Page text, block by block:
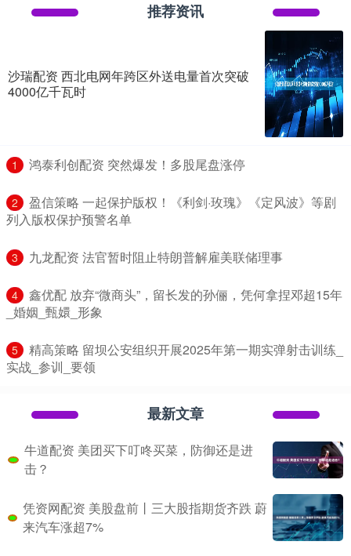
推荐资讯
沙瑞配资 西北电网年跨区外送电量首次突破
4000亿千瓦时
1 ​鸿泰利创配资 突然爆发！多股尾盘涨停
2
​盈信策略 一起保护版权！《利剑·玫瑰》《定风波》等剧
列入版权保护预警名单
3 ​九龙配资 法官暂时阻止特朗普解雇美联储理事
4
​鑫优配 放弃“微商头”，留长发的孙俪，凭何拿捏邓超15年
_婚姻_甄嬛_形象
5
​精高策略 留坝公安组织开展2025年第一期实弹射击训练_
实战_参训_要领
最新文章
牛道配资 美团买下叮咚买菜，防御还是进
击？
凭资网配资 美股盘前丨三大股指期货齐跌 蔚
来汽车涨超7%